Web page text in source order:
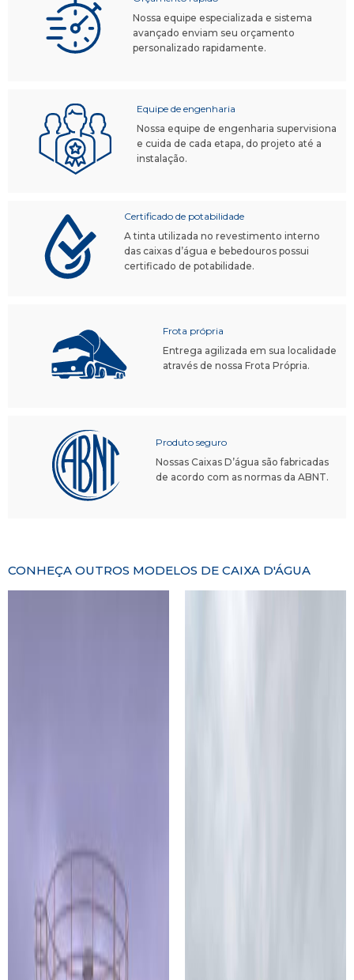
Nossa equipe especializada e sistema
avançado enviam seu orçamento
personalizado rapidamente.
Equipe de engenharia
Nossa equipe de engenharia supervisiona
e cuida de cada etapa, do projeto até a
instalação.
Certificado de potabilidade
A tinta utilizada no revestimento interno
das caixas d’água e bebedouros possui
certificado de potabilidade.
Frota própria
Entrega agilizada em sua localidade
através de nossa Frota Própria.
Produto seguro
Nossas Caixas D’água são fabricadas
de acordo com as normas da ABNT.
CONHEÇA OUTROS MODELOS DE CAIXA D'ÁGUA